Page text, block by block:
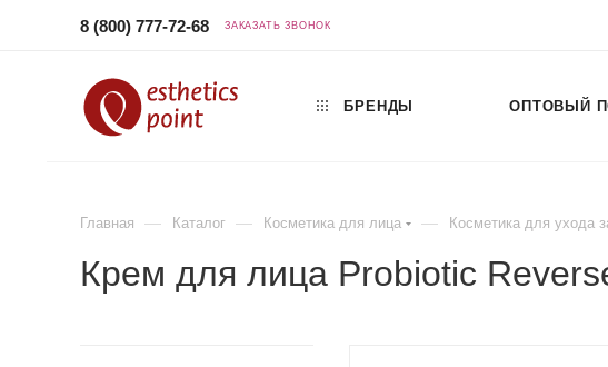
8 (800) 777-72-68 ЗАКАЗАТЬ ЗВОНОК
БРЕНДЫ ОПТОВЫЙ
Главная — Каталог — Косметика для лица — Косметика для ухода
Крем для лица Probiotic